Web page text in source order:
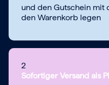
und den Gutschein mit
den Warenkorb legen
2
Sofortiger Versand als